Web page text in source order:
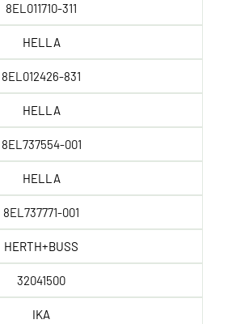
8EL011710-311
HELLA
8EL012426-831
HELLA
8EL737554-001
HELLA
8EL737771-001
HERTH+BUSS
32041500
IKA